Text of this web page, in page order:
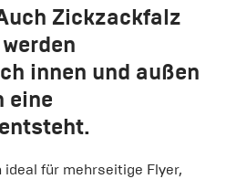
Zickzackfalz
innen und außen
eine
für mehrseitige Flyer,